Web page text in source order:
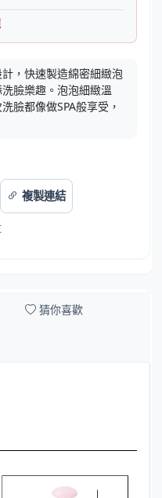
，快速製造綿密細緻泡
臉樂趣。泡泡細緻溫
臉都像做SPA般享受，
複製連結
猜你喜歡